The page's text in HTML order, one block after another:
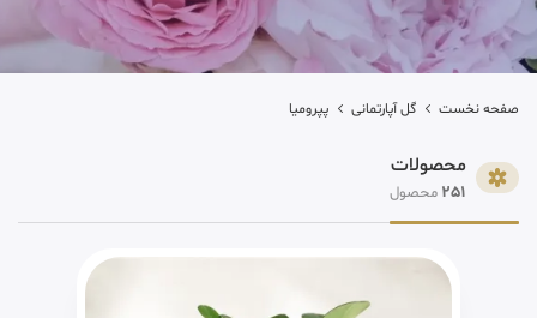
صفحه نخست گل آپارتمانی پپرومیا
محصولات
251 محصول